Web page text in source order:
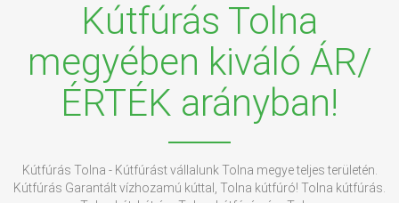
Kútfúrás Tolna
megyében kiváló ÁR/
ÉRTÉK arányban!
Kútfúrás Tolna - Kútfúrást vállalunk Tolna megye teljes területén.
Kútfúrás Garantált vízhozamú kúttal, Tolna kútfúró! Tolna kútfúrás.